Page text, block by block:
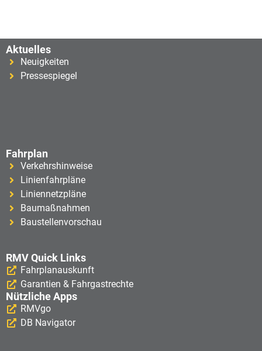
Aktuelles
Neuigkeiten
Pressespiegel
Fahrplan
Verkehrshinweise
Linienfahrpläne
Liniennetzpläne
Baumaßnahmen
Baustellenvorschau
RMV Quick Links
Fahrplanauskunft
Garantien & Fahrgastrechte
Nützliche Apps
RMVgo
DB Navigator